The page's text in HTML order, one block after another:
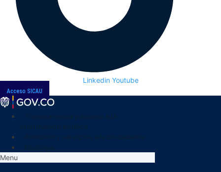
Linkedin Youtube
Acceso SICAU
Menu